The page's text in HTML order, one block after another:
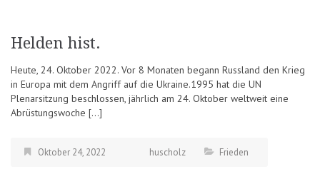
Helden hist.
Heute, 24. Oktober 2022. Vor 8 Monaten begann Russland den Krieg
in Europa mit dem Angriff auf die Ukraine.1995 hat die UN
Plenarsitzung beschlossen, jährlich am 24. Oktober weltweit eine
Abrüstungswoche […]
Oktober 24, 2022 huscholz Frieden